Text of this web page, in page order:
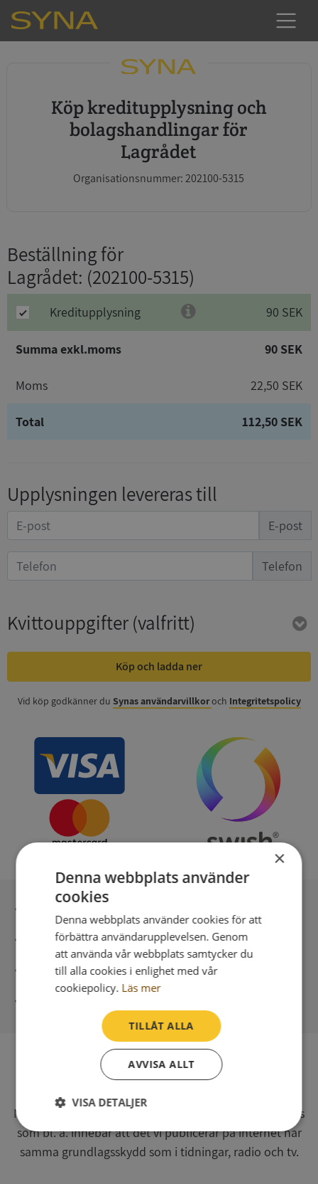
Köp kreditupplysning och
bolagshandlingar för
Lagrådet
Organisationsnummer: 202100-5315
Beställning för
Lagrådet: (202100-5315)
Kreditupplysning 90 SEK
Summa exkl.moms 90 SEK
Moms 22,50 SEK
Total 112,50 SEK
Upplysningen levereras till
E-post
Telefon
Kvittouppgifter(valfritt)
Köp och ladda ner
Vid köp godkänner du Synas användarvillkoroch Integritetspolicy
Säker betalning med stripe
Direkt digital leverans
Syna har för webbplatsen www.syna.se ett av
Myndigheten för press, radio och tv s.k. utgivningsbevis
som bl. a. innebär att det vi publicerar på internet har
samma grundlagsskydd som i tidningar, radio och tv.
×
Denna webbplats använder
cookies
Denna webbplats använder cookies för att
förbättra användarupplevelsen. Genom
att använda vår webbplats samtycker du
till alla cookies i enlighet med vår
cookiepolicy. Läs mer
TILLÅT ALLA
AVVISA ALLT
VISA DETALJER
Strikt
nödvändigt
Prestanda Inriktning